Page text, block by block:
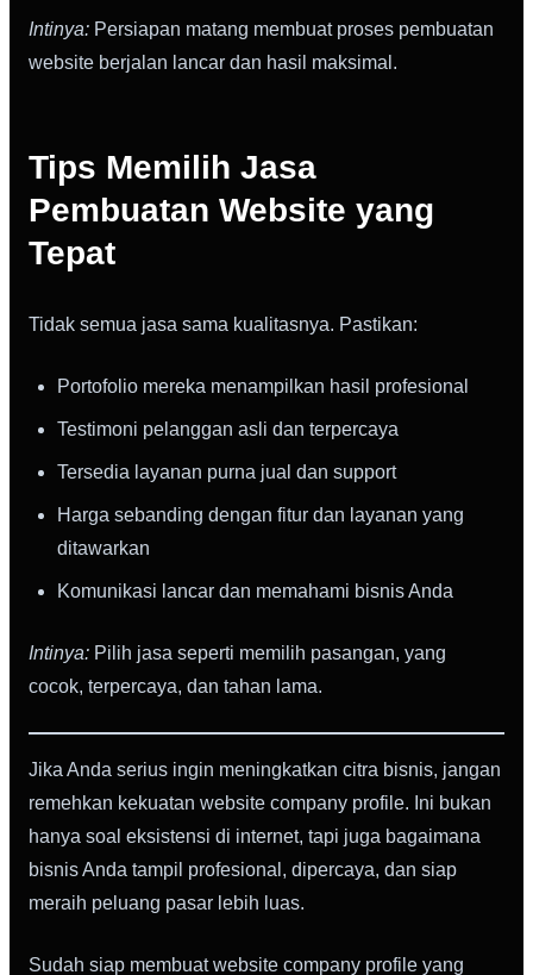
Intinya: Persiapan matang membuat proses pembuatan
website berjalan lancar dan hasil maksimal.
Tips Memilih Jasa
Pembuatan Website yang
Tepat
Tidak semua jasa sama kualitasnya. Pastikan:
Portofolio mereka menampilkan hasil profesional
Testimoni pelanggan asli dan terpercaya
Tersedia layanan purna jual dan support
Harga sebanding dengan fitur dan layanan yang
ditawarkan
Komunikasi lancar dan memahami bisnis Anda
Intinya: Pilih jasa seperti memilih pasangan, yang
cocok, terpercaya, dan tahan lama.
Jika Anda serius ingin meningkatkan citra bisnis, jangan
remehkan kekuatan website company profile. Ini bukan
hanya soal eksistensi di internet, tapi juga bagaimana
bisnis Anda tampil profesional, dipercaya, dan siap
meraih peluang pasar lebih luas.
Sudah siap membuat website company profile yang